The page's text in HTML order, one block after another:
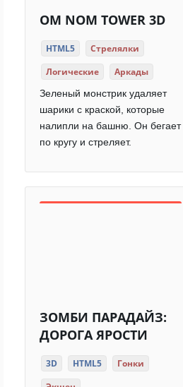
OM NOM TOWER 3D
HTML5
Стрелялки
Логические
Аркады
Зеленый монстрик удаляет
шарики с краской, которые
налипли на башню. Он бегает
по кругу и стреляет.
ЗОМБИ ПАРАДАЙЗ:
ДОРОГА ЯРОСТИ
3D HTML5
Гонки